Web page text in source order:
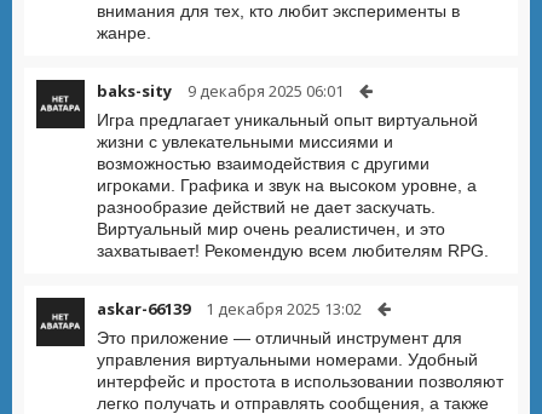
внимания для тех, кто любит эксперименты в
жанре.
baks-sity 9 декабря 2025 06:01
Игра предлагает уникальный опыт виртуальной
жизни с увлекательными миссиями и
возможностью взаимодействия с другими
игроками. Графика и звук на высоком уровне, а
разнообразие действий не дает заскучать.
Виртуальный мир очень реалистичен, и это
захватывает! Рекомендую всем любителям RPG.
askar-66139 1 декабря 2025 13:02
Это приложение — отличный инструмент для
управления виртуальными номерами. Удобный
интерфейс и простота в использовании позволяют
легко получать и отправлять сообщения, а также